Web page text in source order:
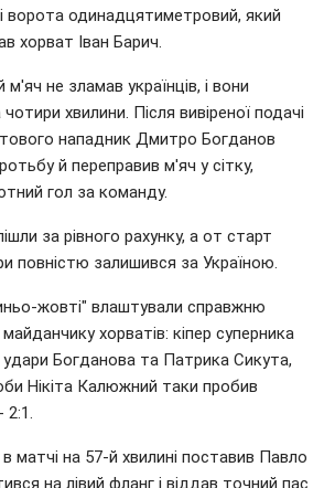
ворота одинадцятиметровий, який
хорват Іван Барич.
не зламав українців, і вони
хвилини. Після вивіреної подачі
нападник Дмитро Богданов
й переправив м'яч у сітку,
гол за команду.
за рівного рахунку, а от старт
повністю залишився за Україною.
жовті" влаштували справжню
хорватів: кіпер суперника
удари Богданова та Патрика Сикута,
Нікіта Калюжний таки пробив
матчі на 57-й хвилині поставив Павло
на лівий фланг і віддав точний пас